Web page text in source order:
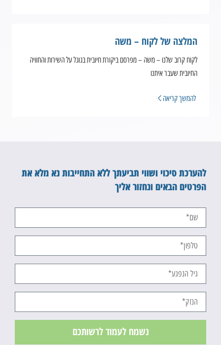
המלצה של לקוח – משה
לקוח קרוב שלנו – משה – מפרסם ביקורת חיובית בגוגל על השירות והחוויה
החיובית שעבר איתנו
להמשך קריאה
להערכת סיכוי ושווי תביעתך ללא התחייבות נא מלא את
הפרטים הבאים ונחזור אליך
נשמח לעמוד לרשותכם